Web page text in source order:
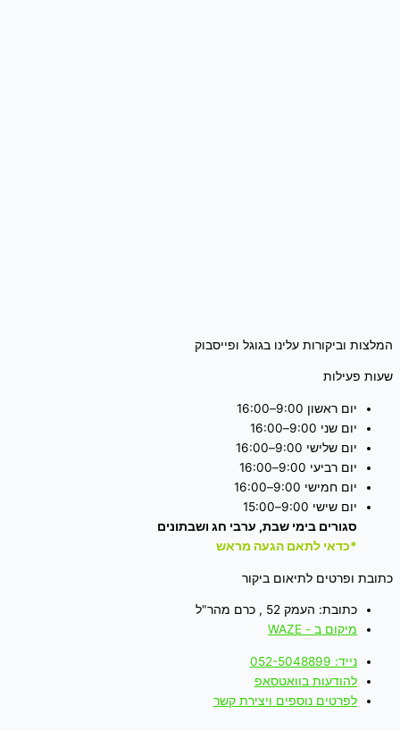
המלצות וביקורות עלינו בגוגל ופייסבוק
שעות פעילות
יום ראשון 9:00–16:00
יום שני 9:00–16:00
יום שלישי 9:00–16:00
יום רביעי 9:00–16:00
יום חמישי 9:00–16:00
יום שישי 9:00–15:00
סגורים בימי שבת, ערבי חג ושבתונים
*כדאי לתאם הגעה מראש
כתובת ופרטים לתיאום ביקור
כתובת: העמק 52 , כרם מהר"ל
מיקום ב - WAZE
נייד: 052-5048899
להודעות בוואטסאפ
לפרטים נוספים ויצירת קשר